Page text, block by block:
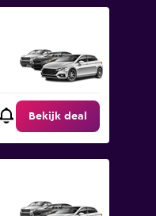
Bekijk deal